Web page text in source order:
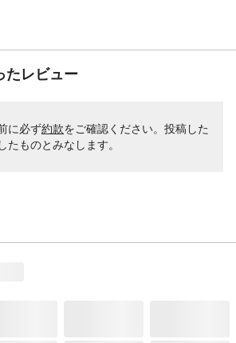
たレビュー
に必ず約款をご確認ください。投稿した
たものとみなします。